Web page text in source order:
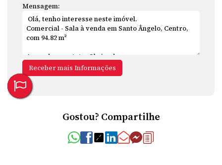
Mensagem:
Gostou? Compartilhe